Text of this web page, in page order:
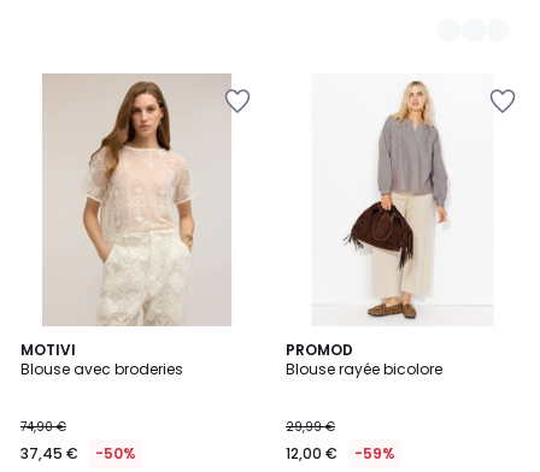
MOTIVI
Blouse avec broderies
74,90 €
37,45 € -50%
PROMOD
Blouse rayée bicolore
29,99 €
12,00 € -59%